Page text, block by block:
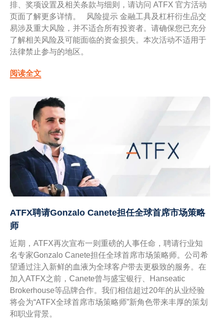
排、奖项设置及相关条款与细则，请访问 ATFX 官方活动
页面了解更多详情。 风险提示 金融工具及杠杆衍生品交
易涉及重大风险，并不适合所有投资者。请确保您已充分
了解相关风险及可能面临的资金损失。本次活动不适用于
法律禁止参与的地区。
阅读全文
ATFX聘请Gonzalo Canete担任全球首席市场策略
师
近期，ATFX再次宣布一则重磅的人事任命，聘请行业知
名专家Gonzalo Canete担任全球首席市场策略师。公司希
望通过注入新鲜的血液为全球客户带去更极致的服务。在
加入ATFX之前，Canete曾与盛宝银行、Hanseatic
Brokerhouse等品牌合作。我们相信超过20年的从业经验
将会为“ATFX全球首席市场策略师”新角色带来丰厚的策划
和职业背景。